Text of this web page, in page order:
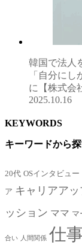
韓国で法人
「自分に
に【株式会
2025.10.16
KEYWORDS
キーワードから
20代 OSインタビュー
ア キャリアアッ
ッション ママ マ
合い 人間関係 仕